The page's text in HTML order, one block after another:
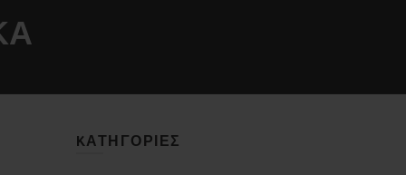
KΑΤΗΓΟΡΊΕΣ